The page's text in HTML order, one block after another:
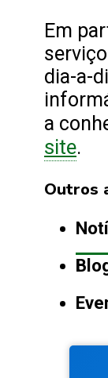
Em
dia-a-
a
site.
Outros